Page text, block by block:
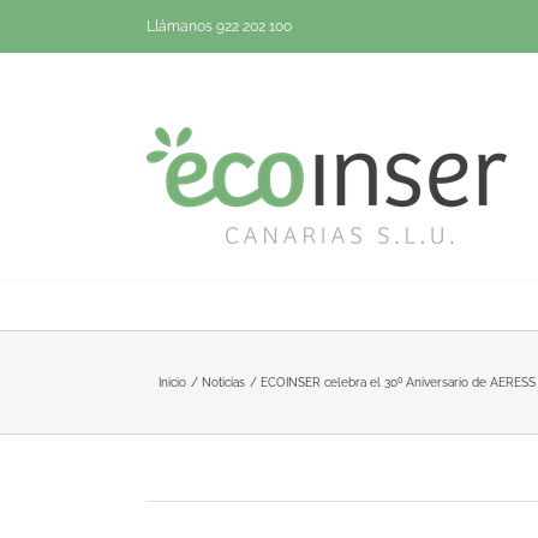
contenido
Llámanos 922 202 100
Inicio Noticias ECOINSER celebra el 30º Aniversario de